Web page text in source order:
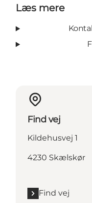
Læs mere
Find vej
Kildehusvej 1
4230 Skælskør
Find vej